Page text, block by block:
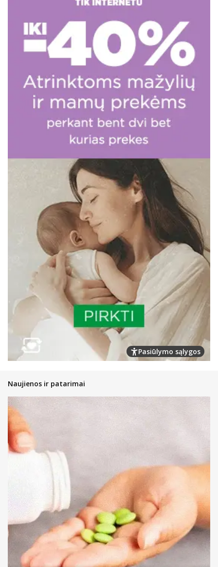
Pasiūlymo sąlygos
Naujienos ir patarimai